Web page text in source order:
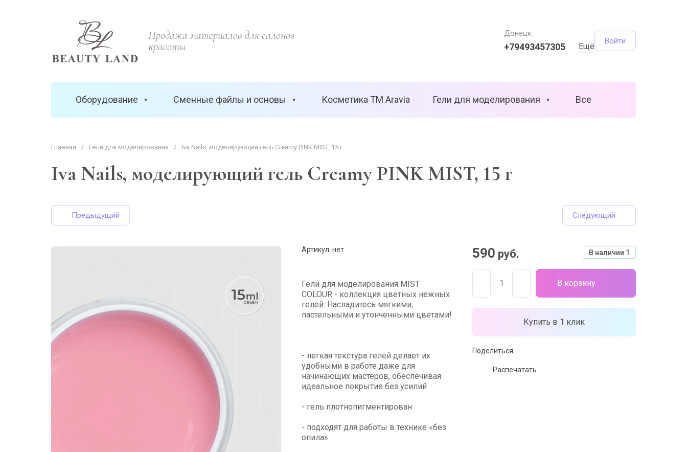
Продажа материалов для салонов
красоты
Донецк
+79493457305 Ещё
Войти
Оборудование Сменные файлы и основы Косметика ТМ Aravia Гели для моделирования Все
Главная / Гели для моделирования / Iva Nails, моделирующий гель Creamy PINK MIST, 15 г
Iva Nails, моделирующий гель Creamy PINK MIST, 15 г
Предыдущий Следующий
Артикул: нет
Гели для моделирования MIST
COLOUR - коллекция цветных нежных
гелей. Насладитесь мягкими,
пастельными и утонченными цветами!
- легкая текстура гелей делает их
удобными в работе даже для
начинающих мастеров, обеспечивая
идеальное покрытие без усилий
- гель плотнопигментирован
- подходят для работы в технике «без
опила»
В наличии 1
590 руб.
В корзину
Купить в 1 клик
Поделиться
Распечатать